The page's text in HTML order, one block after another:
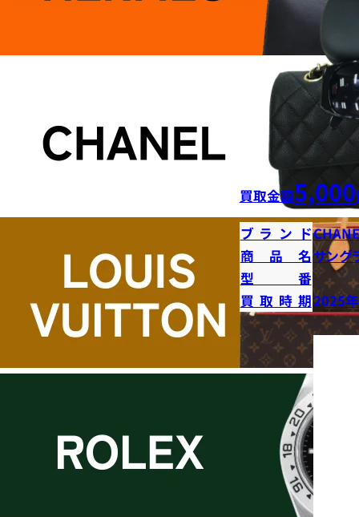
買取金額5,000
ブランド
商品名サング
型番
買取時期2025